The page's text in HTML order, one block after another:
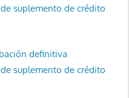
suplemento de crédito
definitiva
suplemento de crédito